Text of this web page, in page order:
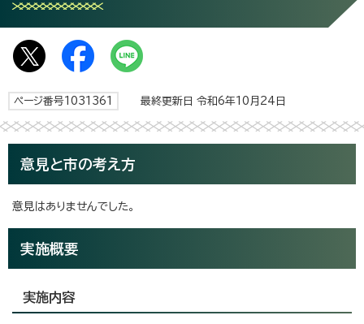
ページ番号1031361 最終更新日 令和6年10月24日
意見と市の考え方
意見はありませんでした。
実施概要
実施内容